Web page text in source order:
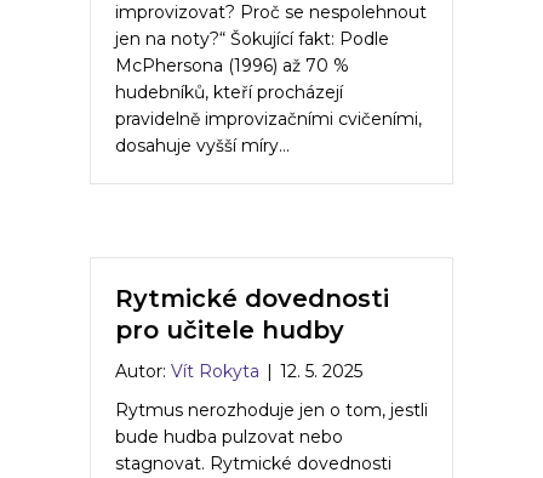
improvizovat? Proč se nespolehnout
jen na noty?“ Šokující fakt: Podle
McPhersona (1996) až 70 %
hudebníků, kteří procházejí
pravidelně improvizačními cvičeními,
dosahuje vyšší míry…
Rytmické dovednosti
pro učitele hudby
Autor: Vít Rokyta
12. 5. 2025
Rytmus nerozhoduje jen o tom, jestli
bude hudba pulzovat nebo
stagnovat. Rytmické dovednosti